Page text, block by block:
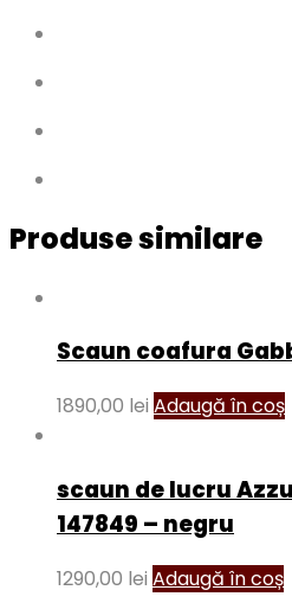
Produse similare
Scaun coafura
1890,00 lei Adaugă în coș
scaun de lucru
147849 – negru
1290,00 lei Adaugă în coș